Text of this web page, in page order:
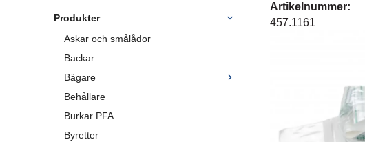
Produkter
Askar och smålådor
Backar
Bägare
Behållare
Burkar PFA
Byretter
Artikelnummer:
457.1161